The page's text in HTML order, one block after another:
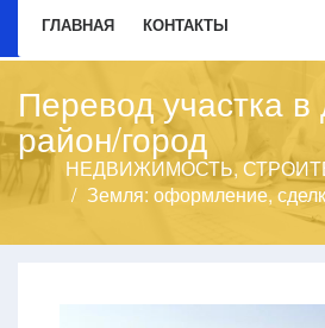
ГЛАВНАЯ КОНТАКТЫ
Перевод участка в
район/город
НЕДВИЖИМОСТЬ,
Земля: оформление,